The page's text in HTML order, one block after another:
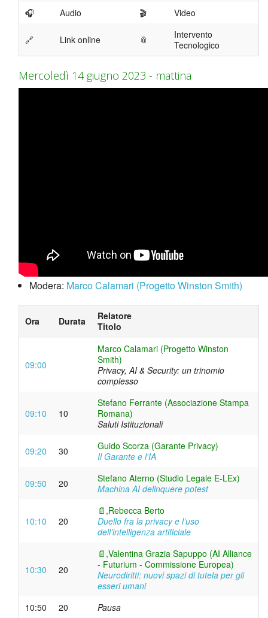
🎧 Audio 🎬 Video
🔗 Link online 📎
Intervento
Tecnologico
Mercoledì 14 giugno 2023 - mattina
Modera: Marco Calamari (Progetto Winston Smith)
Ora Durata
Relatore
Titolo
09:00
Marco Calamari (Progetto Winston
Smith)
Privacy, AI & Security: un trinomio
complesso
09:10 10
Stefano Ferrante (Associazione Stampa
Romana)
Saluti Istituzionali
09:20 30
Guido Scorza (Garante Privacy)
Il Garante e l'IA
09:50 20
Stefano Aterno (Studio Legale E-LEx)
Machina AI delinquere potest
10:10 20
📄,Rebecca Berto
Duello fra la privacy e l’uso
dell’intelligenza artificiale
10:30 20
📄,Valentina Grazia Sapuppo (AI Alliance
- Futurium - Commissione Europea)
Neurodiritti: nuovi spazi di tutela per gli
esseri umani
10:50
20 Pausa